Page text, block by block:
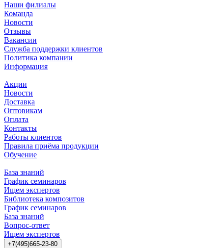
Наши филиалы
Команда
Новости
Отзывы
Вакансии
Служба поддержки клиентов
Политика компании
Информация
Акции
Новости
Доставка
Оптовикам
Оплата
Контакты
Работы клиентов
Правила приёма продукции
Обучение
База знаний
График семинаров
Ищем экспертов
Библиотека композитов
График семинаров
База знаний
Вопрос-ответ
Ищем экспертов
+7(495)665-23-80